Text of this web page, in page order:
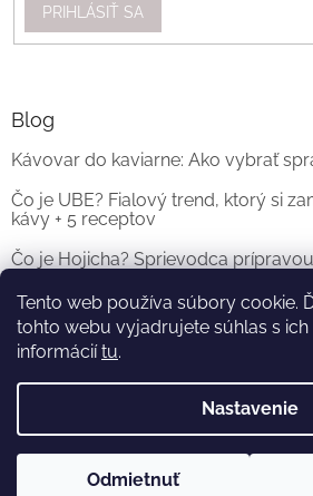
Tento web používa súbory cookie.
tohto webu vyjadrujete súhlas s ich
informáciítu.
Nastavenie
Odmietnuť
PRIHLÁSIŤ SA
Blog
Kávovar do kaviarne: Ako vybrať
Čo je UBE? Fialový trend, ktorý si
kávy + 5 receptov
Čo je Hojicha? Sprievodca
ARCHÍV
Vytvoril Shoptet a
Copyright 2026 . Všetky